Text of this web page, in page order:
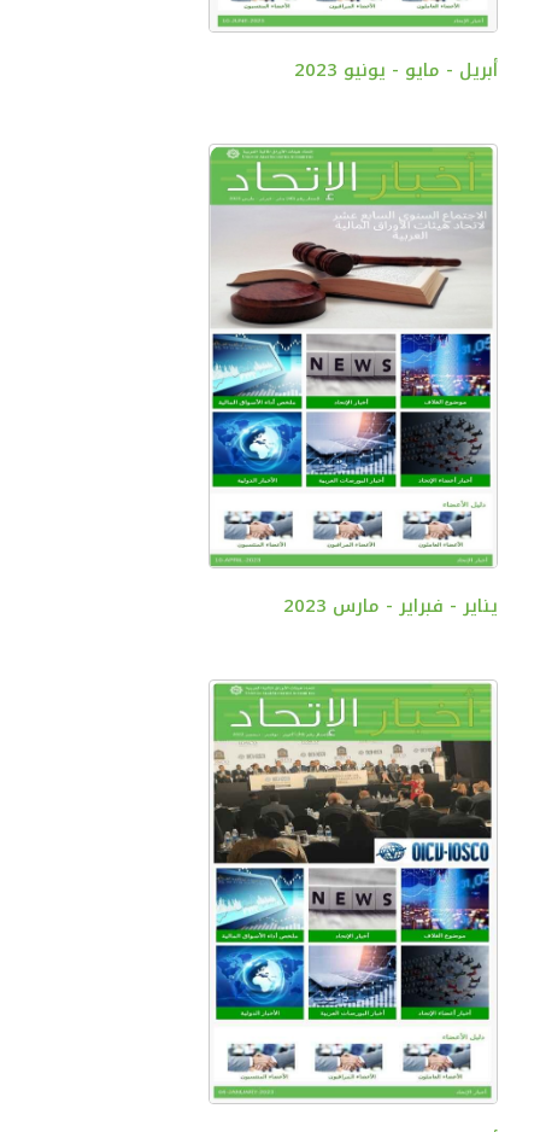
أبريل - مايو - يونيو 2023
يناير - فبراير - مارس 2023